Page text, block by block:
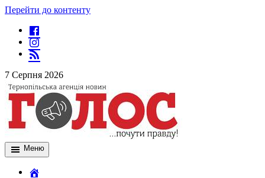
Перейти до контенту
7 Серпня 2026
Меню